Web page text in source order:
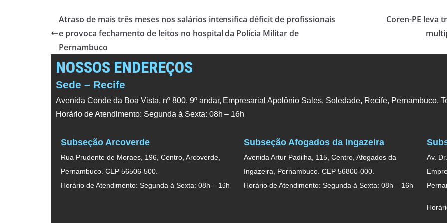
Atraso de mais três meses nos salários intensifica déficit de profissionais
e provoca fechamento de leitos no hospital da Polícia Militar de
Pernambuco
Coren-PE leva
NOSSOS ENDEREÇOS
Sede – Recife
Avenida Conde da Boa Vista, nº 800, 9º andar, Empresarial Apolônio Sales, Soledade, Recife, Pernambuco.
Horário de Atendimento: Segunda à Sexta: 08h – 16h
Subseção Arcoverde
Rua Prudente de Moraes, 196, Centro, Arcoverde,
Pernambuco. CEP 56506-500.
Horário de Atendimento: Segunda à Sexta: 08h – 16h
Subseção Afogados da Ingazeira
Avenida Artur Padilha, 115, Centro, Afogados da
Ingazeira, Pernambuco. CEP 56800-000.
Horário de Atendimento: Segunda à Sexta: 08h – 16h
Av.